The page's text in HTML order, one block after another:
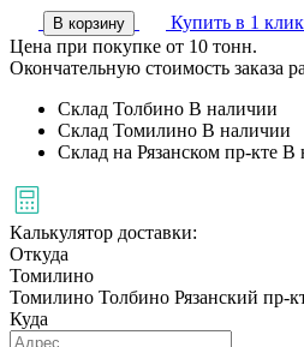
В корзину Купить в 1 клик
Цена при покупке от 10 тонн.
Окончательную стоимость заказа
Склад Толбино В наличии
Склад Томилино В наличии
Склад на Рязанском пр-кте В
Калькулятор доставки:
Откуда
Томилино
Томилино Толбино Рязанский пр-
Куда